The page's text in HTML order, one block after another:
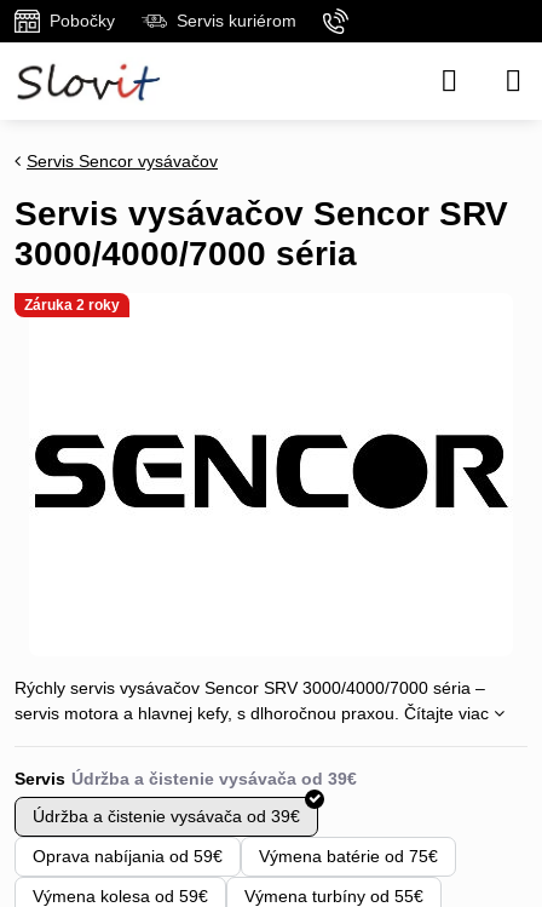
Pobočky Servis kuriérom
Záruka 2 roky
Servis Sencor vysávačov
Servis vysávačov Sencor SRV
3000/4000/7000 séria
Rýchly servis vysávačov Sencor SRV 3000/4000/7000 séria –
servis motora a hlavnej kefy, s dlhoročnou praxou. Čítajte viac
Servis
Údržba a čistenie vysávača od 39€
Oprava nabíjania od 59€ Výmena batérie od 75€
Výmena kolesa od 59€ Výmena turbíny od 55€